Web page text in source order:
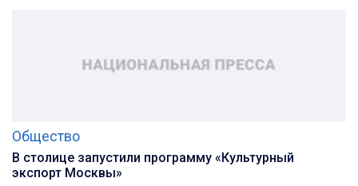
Общество
В столице запустили программу «Культурный
экспорт Москвы»